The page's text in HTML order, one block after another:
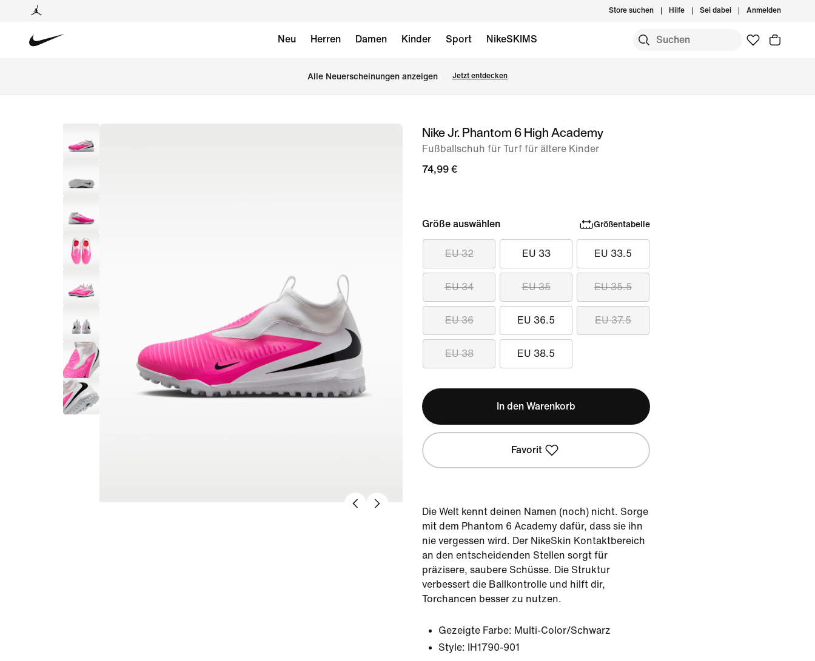
Store suchen Hilfe Sei dabei Anmelden
Neu Herren Damen Kinder Sport NikeSKIMS
Alle Neuerscheinungen anzeigen Jetzt entdecken
Bild 1Nike Jr. Phantom 6 High Academy
Fußballschuh für Turf für ältere Kinder
74,99 €
Größe auswählen Größentabelle
EU 32 EU 33 EU 33.5
EU 34 EU 35 EU 35.5
EU 36 EU 36.5 EU 37.5
EU 38 EU 38.5
In den Warenkorb
Favorit
Die Welt kennt deinen Namen (noch) nicht. Sorge
mit dem Phantom 6 Academy dafür, dass sie ihn
nie vergessen wird. Der NikeSkin Kontaktbereich
an den entscheidenden Stellen sorgt für
präzisere, saubere Schüsse. Die Struktur
verbessert die Ballkontrolle und hilft dir,
Torchancen besser zu nutzen.
Gezeigte Farbe: Multi-Color/Schwarz
Style:
IH1790-901